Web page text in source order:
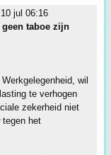
jul 06:16
taboe zijn
wil
te verhogen
zekerheid niet
tegen het